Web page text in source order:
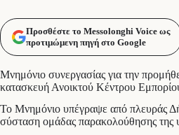
Προσθέστε το Messolonghi Voice ως
προτιμώμενη πηγή στο Google
Μνημόνιο συνεργασίας για την
κατασκευή Ανοικτού Κέντρου
Το Μνημόνιο υπέγραψε από πλευράς
σύσταση ομάδας παρακολούθησης της